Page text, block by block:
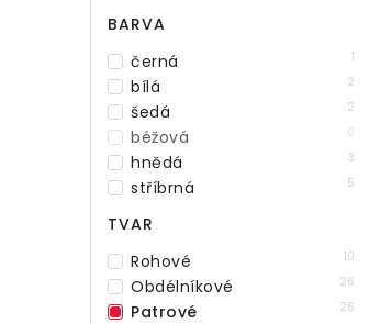
BARVA
černá
1
bílá 2
šedá 2
béžová 0
hnědá 3
stříbrná 5
TVAR
Rohové
10
Obdélníkové 26
Patrové 26